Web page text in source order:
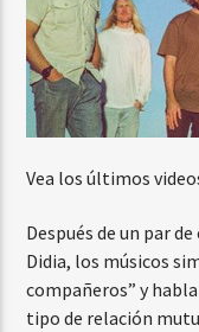
Vea los últimos
Después de un par
Didia, los músicos
compañeros” y
tipo de relación